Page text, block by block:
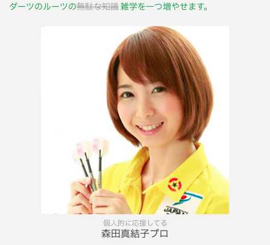
ダーツのルーツの無駄な知識雑学を一つ増やせます。
個人的に応援してる
森田真結子プロ